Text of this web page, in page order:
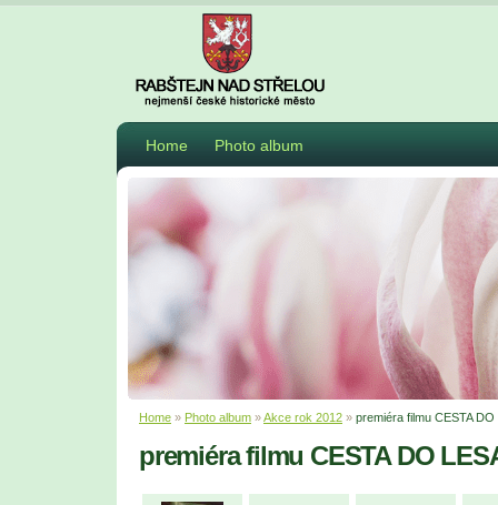
Home Photo album
Home » Photo album »Akce rok 2012 » premiéra filmu CESTA DO
premiéra filmu CESTA DO